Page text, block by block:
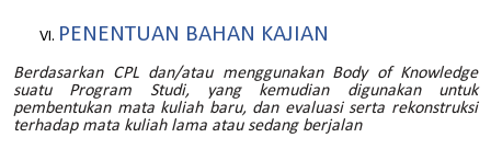
PENENTUAN BAHAN KAJIAN
Berdasarkan CPL dan/atau menggunakan Body of Knowledge
suatu Program Studi, yang kemudian digunakan untuk
pembentukan mata kuliah baru, dan evaluasi serta rekonstruksi
terhadap mata kuliah lama atau sedang berjalan